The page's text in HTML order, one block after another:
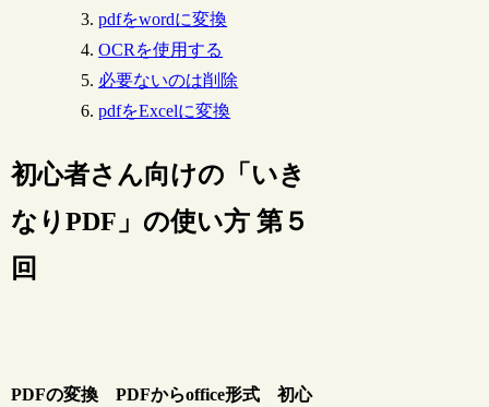
pdfをwordに変換
OCRを使用する
必要ないのは削除
pdfをExcelに変換
初心者さん向けの「いき
なりPDF」の使い方 第５
回
PDFの変換 PDFからoffice形式 初心